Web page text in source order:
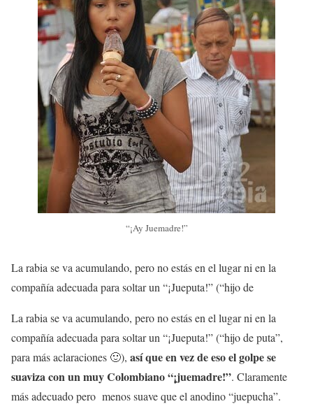
“¡Ay Juemadre!”
La rabia se va acumulando, pero no estás en el lugar ni en la
compañía adecuada para soltar un “¡Jueputa!” (“hijo de
La rabia se va acumulando, pero no estás en el lugar ni en la
compañía adecuada para soltar un “¡Jueputa!” (“hijo de puta”,
para más aclaraciones 🙂), así que en vez de eso el golpe se
suaviza con un muy Colombiano “¡juemadre!”. Claramente
más adecuado pero menos suave que el anodino “juepucha”.